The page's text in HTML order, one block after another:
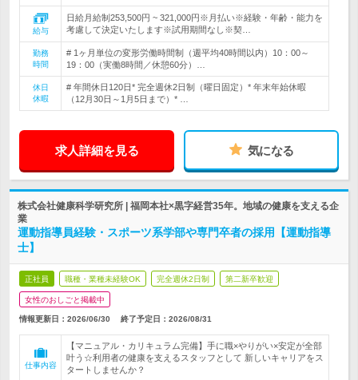
給与
日給月給制253,500円 ~ 321,000円※月払い※経験・年齢・能力を
考慮して決定いたします※試用期間なし※契…
勤務
時間
# 1ヶ月単位の変形労働時間制（週平均40時間以内）10：00～
19：00（実働8時間／休憩60分）…
休日
休暇
# 年間休日120日* 完全週休2日制（曜日固定）* 年末年始休暇
（12月30日～1月5日まで）* …
求人詳細を見る 気になる
株式会社健康科学研究所 | 福岡本社×黒字経営35年。地域の健康を支える企
業
運動指導員経験・スポーツ系学部や専門卒者の採用【運動指導
士】
正社員 職種・業種未経験OK 完全週休2日制 第二新卒歓迎
女性のおしごと掲載中
情報更新日：2026/06/30 終了予定日： 2026/08/31
仕事内容
【マニュアル・カリキュラム完備】手に職×やりがい×安定が全部
叶う☆利用者の健康を支えるスタッフとして 新しいキャリアをス
タートしませんか？